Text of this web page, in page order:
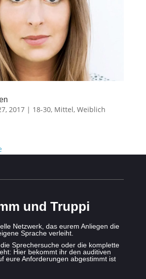
2017| 18-30, Mittel, Weiblich
und Truppi
Netzwerk, das eurem Anliegen die
Sprache verleiht.
Sprechersuche oder die komplette
Hier bekommt ihr den auditiven
eure Anforderungen abgestimmt ist